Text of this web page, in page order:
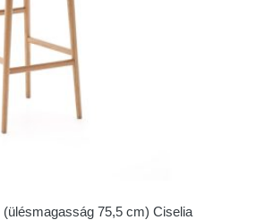
75,5 cm) Ciselia